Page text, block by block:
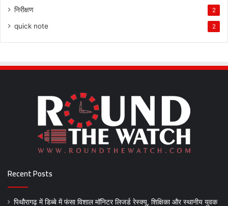
निरीक्षण 2
quick note 2
Recent Posts
पिथौरागढ़ में डिब्बे में फंसा विशाल मॉनिटर लिजर्ड रेस्क्यू, शिक्षिका और स्थानीय युवक